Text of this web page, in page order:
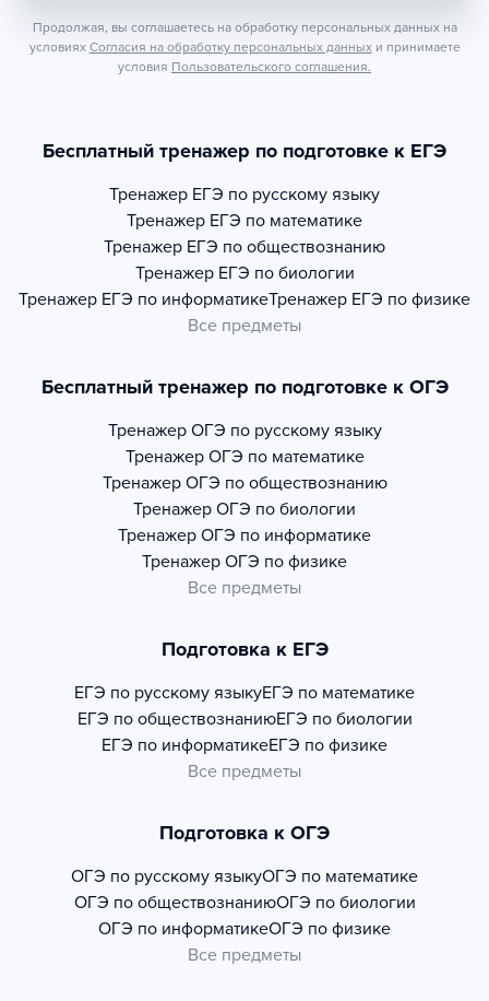
Продолжая, вы соглашаетесь на обработку персональных данных на
условиях Согласия на обработку персональных данных и принимаете
условия Пользовательского соглашения.
Бесплатный тренажер по подготовке к ЕГЭ
Тренажер ЕГЭ по русскому языку
Тренажер ЕГЭ по математике
Тренажер ЕГЭ по обществознанию
Тренажер ЕГЭ по биологии
Тренажер ЕГЭ по информатикеТренажер ЕГЭ по физике
Все предметы
Бесплатный тренажер по подготовке к ОГЭ
Тренажер ОГЭ по русскому языку
Тренажер ОГЭ по математике
Тренажер ОГЭ по обществознанию
Тренажер ОГЭ по биологии
Тренажер ОГЭ по информатике
Тренажер ОГЭ по физике
Все предметы
Подготовка к ЕГЭ
ЕГЭ по русскому языкуЕГЭ по математике
ЕГЭ по обществознаниюЕГЭ по биологии
ЕГЭ по информатикеЕГЭ по физике
Все предметы
Подготовка к ОГЭ
ОГЭ по русскому языкуОГЭ по математике
ОГЭ по обществознаниюОГЭ по биологии
ОГЭ по информатикеОГЭ по физике
Все предметы